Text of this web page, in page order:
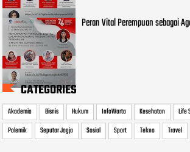
Peran Vital Perempuan sebagai
CATEGORIES
Akademia Bisnis Hukum InfoWarta Kesehatan Life
Polemik
Seputar Jogja Sosial Sport Tekno Travel